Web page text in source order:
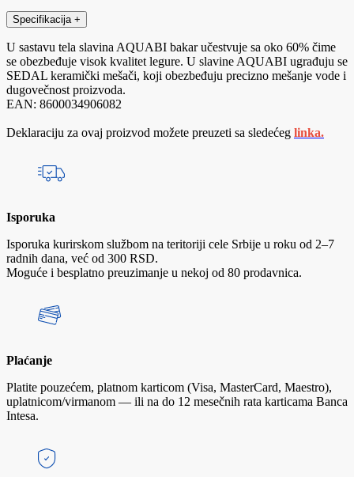
Specifikacija +
U sastavu tela slavina AQUABI bakar učestvuje sa oko 60% čime
se obezbeđuje visok kvalitet legure. U slavine AQUABI ugrađuju se
SEDAL keramički mešači, koji obezbeđuju precizno mešanje vode i
dugovečnost proizvoda.
EAN: 8600034906082
Deklaraciju za ovaj proizvod možete preuzeti sa sledećeg linka.
Isporuka
Isporuka kurirskom službom na teritoriji cele Srbije u roku od 2–7
radnih dana, već od 300 RSD.
Moguće i besplatno preuzimanje u nekoj od 80 prodavnica.
Plaćanje
Platite pouzećem, platnom karticom (Visa, MasterCard, Maestro),
uplatnicom/virmanom — ili na do 12 mesečnih rata karticama Banca
Intesa.